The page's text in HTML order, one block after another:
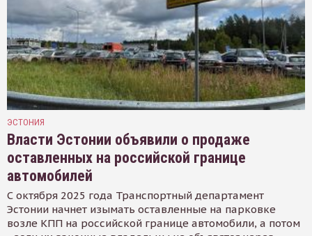
ЭСТОНИЯ
Власти Эстонии объявили о продаже
оставленных на российской границе
автомобилей
С октября 2025 года Транспортный департамент
Эстонии начнет изымать оставленные на парковке
возле КПП на российской границе автомобили, а потом